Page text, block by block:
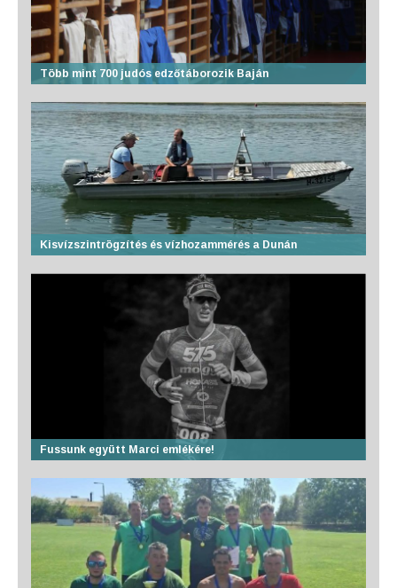
Több mint 700 judós edzőtáborozik Baján
Kisvízszintrögzítés és vízhozammérés a Dunán
Fussunk együtt Marci emlékére!